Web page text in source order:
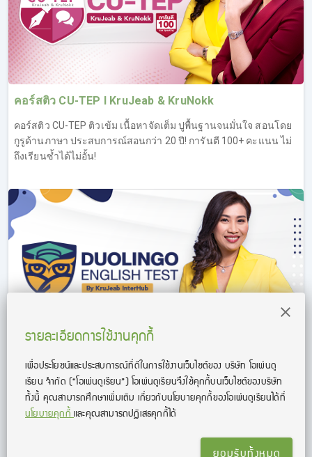
เทคนิคเพียบ สำหรับติวสอบ IELTS Reading โดยเฉพาะ ผู้
เรียนจะได้รู้จักกับข้อสอบ IELTS Reading ทั้ง 2 Task และรู้
เทคนิคในการทำข้อสอบให้ทันเวลา ซึ่งเป็นอีกหนึ่งปัญหาที่พบ
บ่อยของคนทำข้อสอบ Reading ที่มักจะทำไม่ทัน ทำให้คะแนน
ไม่ถึงเกณฑ์ที่ตั้งเป้าไว้ โดยครูเจี๊ยบจะสอนให้ผู้เรียนสามารถ
ทำความเข้าใจได้อย่างง่ายดาย นอกจากเรื่องการทำข้อสอบ
ทันเวลา ก็ยังมีเทคนิคอื่นๆ อีกมากมาย เพื่อพิชิตข้อสอบโดย
เฉพาะ ที่ผ่านมาคนที่เรียน IELTS Reading ต่างยอมรับใน
เทคนิคครูเจี๊ยบว่าช่วยอัพคะแนนได้จริง และต่างชื่นชอบ
เทคนิค Reading ของครูเจี๊ยบกันมาก (ทดลองเรียน IELTS ฟรี
คอร์ส Reading ที่ลิงค์นี้
เทคนิคการทำข้อสอบ IELTS Reading
คำถามประเภท Questions & Answers
คำถามประเภท Fill in the blanks (Diagram, Table,
Information, Process)
คำถามประเภท True/False/Not Given และ Yes/No/Not
คำถามประเภท Multiple Choices (1 answer, multiple
คำภามประเภท Matching (Headings/Titles, Information-
Paragraph, Names-Descriptions)
คำถามประเภท Summary Completion (มี choices, ไม่มี
choices)
คอร์สติว CU-TEP l KruJeab & KruNokk
คอร์สติว CU-TEP ติวเข้ม เนื้อหาจัดเต็ม ปูพื้นฐานจนมั่นใจ สอนโดย
กูรูด้านภาษา ประสบการณ์สอนกว่า 20 ปี! การันตี 100+ คะแนน ไม่
ถึงเรียนซ้ำได้ไม่อั้น!
คอร์สติว Duolingo English Test by KruJeab InterHub
เตรียมสอบ Duolingo English Test ด้วยคอร์สเรียน Duolingo
English Test กับครูเจี๊ยบ Interhub อัดแน่นด้วยเทคนิคการทำ
รายละเอียดการใช้งานคุกกี้
เพื่อประโยชน์และประสบการณ์ที่ดีในการใช้งานเว็บไซต์ของ บริษัท โอเพ่นดู
เรียน จํากัด (“โอเพ่นดูเรียน”)โอเพ่นดูเรียนจึงใช้คุกกี้บนเว็บไซต์ของบริษัท
ทั้งนี้ คุณสามารถศึกษาเพิ่มเติม เกี่ยวกับนโยบายคุกกี้ของโอเพ่นดูเรียนได้ที่
นโยบายคุกกี้และคุณสามารถปฏิเสธคุกกี้ได้
ยอมรับทั้งหมด